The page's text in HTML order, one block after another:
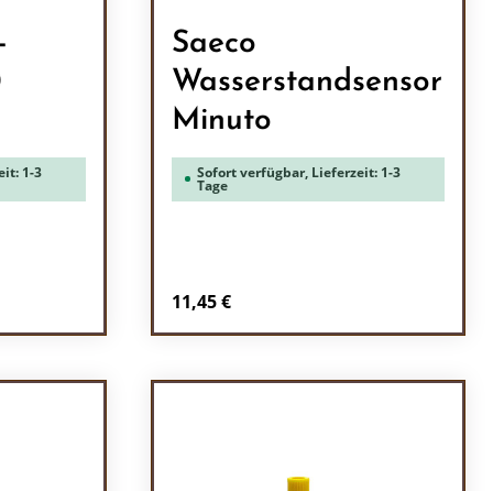
1-3
Saeco
Wasserstandsensor
Minuto
Sofort verfügbar, Lieferzeit: 1-3
Tage
Regulärer Preis:
11,45 €